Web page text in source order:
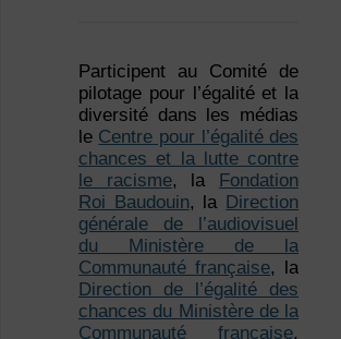
Participent au Comité de
pilotage pour l’égalité et la
diversité dans les médias
le Centre pour l’égalité des
chances et la lutte contre
le racisme, la Fondation
Roi Baudouin, la Direction
générale de l’audiovisuel
du Ministère de la
Communauté française, la
Direction de l’égalité des
chances du Ministère de la
Communauté française,